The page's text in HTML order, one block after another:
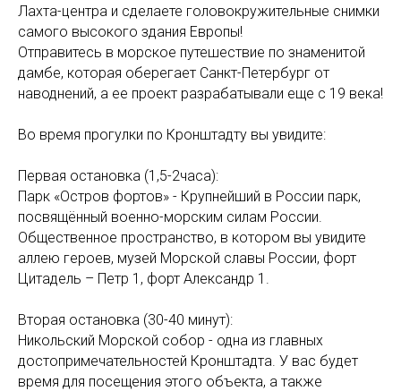
Лахта-центра и сделаете головокружительные снимки
самого высокого здания Европы!
Отправитесь в морское путешествие по знаменитой
дамбе, которая оберегает Санкт-Петербург от
наводнений, а ее проект разрабатывали еще с 19 века!
Во время прогулки по Кронштадту вы увидите:
Первая остановка (1,5-2часа):
Парк «Остров фортов» - Крупнейший в России парк,
посвящённый военно-морским силам России.
Общественное пространство, в котором вы увидите
аллею героев, музей Морской славы России, форт
Цитадель – Петр 1, форт Александр 1.
Вторая остановка (30-40 минут):
Никольский Морской собор - одна из главных
достопримечательностей Кронштадта. У вас будет
время для посещения этого объекта, а также